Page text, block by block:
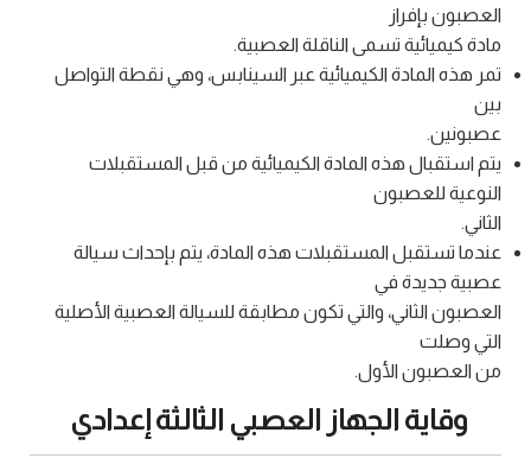
العصبون بإفراز
مادة كيميائية تسمى الناقلة العصبية.
تمر هذه المادة الكيميائية عبر السينابس، وهي نقطة التواصل
بين
عصبونين.
يتم استقبال هذه المادة الكيميائية من قبل المستقبلات
النوعية للعصبون
الثاني.
عندما تستقبل المستقبلات هذه المادة، يتم بإحداث سيالة
عصبية جديدة في
العصبون الثاني، والتي تكون مطابقة للسيالة العصبية الأصلية
التي وصلت
من العصبون الأول.
وقاية الجهاز العصبي الثالثة إعدادي